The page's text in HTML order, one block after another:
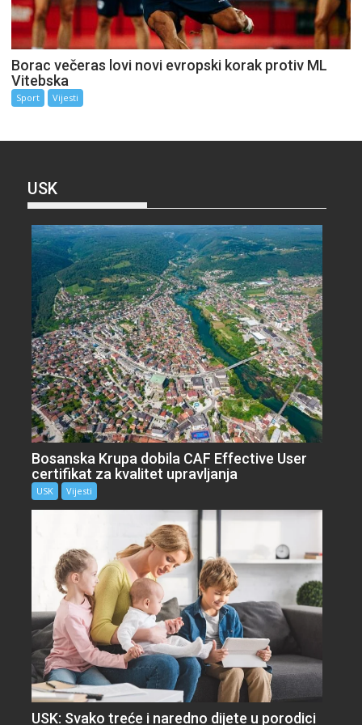
Borac večeras lovi novi evropski korak protiv ML
Vitebska
Sport Vijesti
USK
Bosanska Krupa dobila CAF Effective User
certifikat za kvalitet upravljanja
USK Vijesti
USK: Svako treće i naredno dijete u porodici